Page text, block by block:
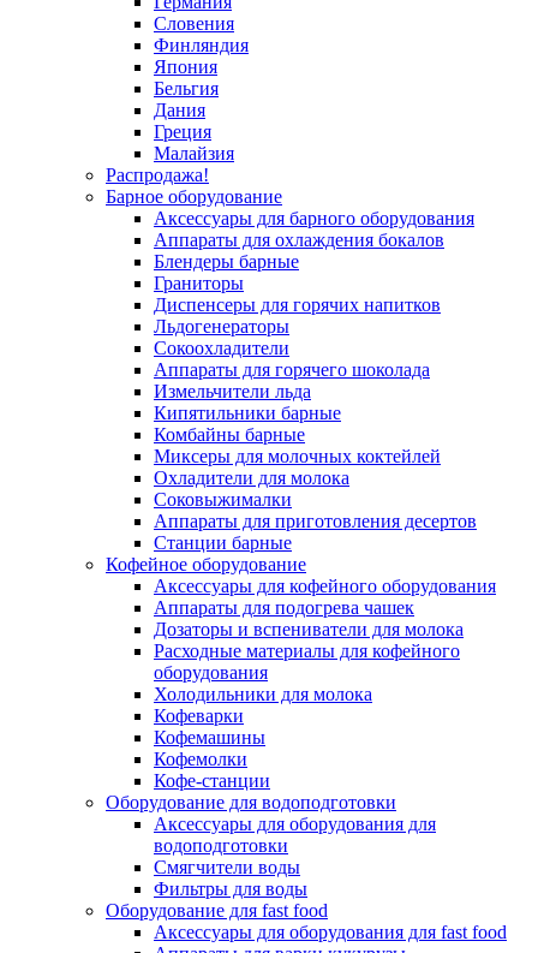
Словения
Финляндия
Япония
Бельгия
Дания
Греция
Малайзия
Распродажа!
Барное оборудование
Аксессуары для барного оборудования
Аппараты для охлаждения бокалов
Блендеры барные
Граниторы
Диспенсеры для горячих напитков
Льдогенераторы
Сокоохладители
Аппараты для горячего шоколада
Измельчители льда
Кипятильники барные
Комбайны барные
Миксеры для молочных коктейлей
Охладители для молока
Соковыжималки
Аппараты для приготовления десертов
Станции барные
Кофейное оборудование
Аксессуары для кофейного оборудования
Аппараты для подогрева чашек
Дозаторы и вспениватели для молока
Расходные материалы для кофейного
оборудования
Холодильники для молока
Кофеварки
Кофемашины
Кофемолки
Кофе-станции
Оборудование для водоподготовки
Аксессуары для оборудования для
водоподготовки
Смягчители воды
Фильтры для воды
Оборудование для fast food
Аксессуары для оборудования для fast food